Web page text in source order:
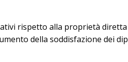
rispetto alla proprietà diretta
della soddisfazione dei